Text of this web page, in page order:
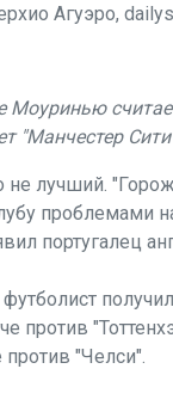
Агуэро,
"Манчестер
не лучший.
проблемами
португалец
против
"Челси".